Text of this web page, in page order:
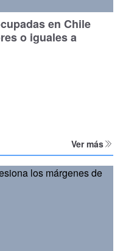
en Chile
o iguales a
Ver más